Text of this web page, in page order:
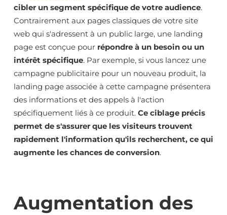
cibler un segment spécifique de votre audience.
Contrairement aux pages classiques de votre site
web qui s'adressent à un public large, une landing
page est conçue pour répondre à un besoin ou un
intérêt spécifique. Par exemple, si vous lancez une
campagne publicitaire pour un nouveau produit, la
landing page associée à cette campagne présentera
des informations et des appels à l'action
spécifiquement liés à ce produit. Ce ciblage précis
permet de s'assurer que les visiteurs trouvent
rapidement l'information qu'ils recherchent, ce qui
augmente les chances de conversion.
Augmentation des